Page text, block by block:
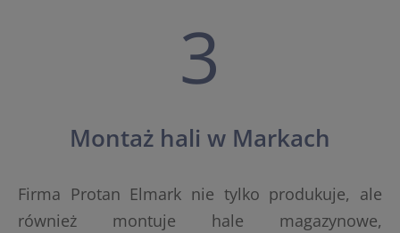
3
Montaż hali w Markach
Firma Protan Elmark nie tylko produkuje, ale
również montuje hale magazynowe,